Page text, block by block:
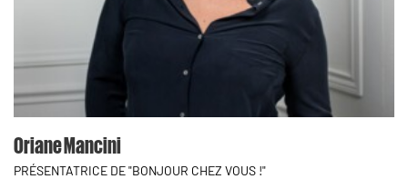
Oriane Mancini
PRÉSENTATRICE DE "BONJOUR CHEZ VOUS !"